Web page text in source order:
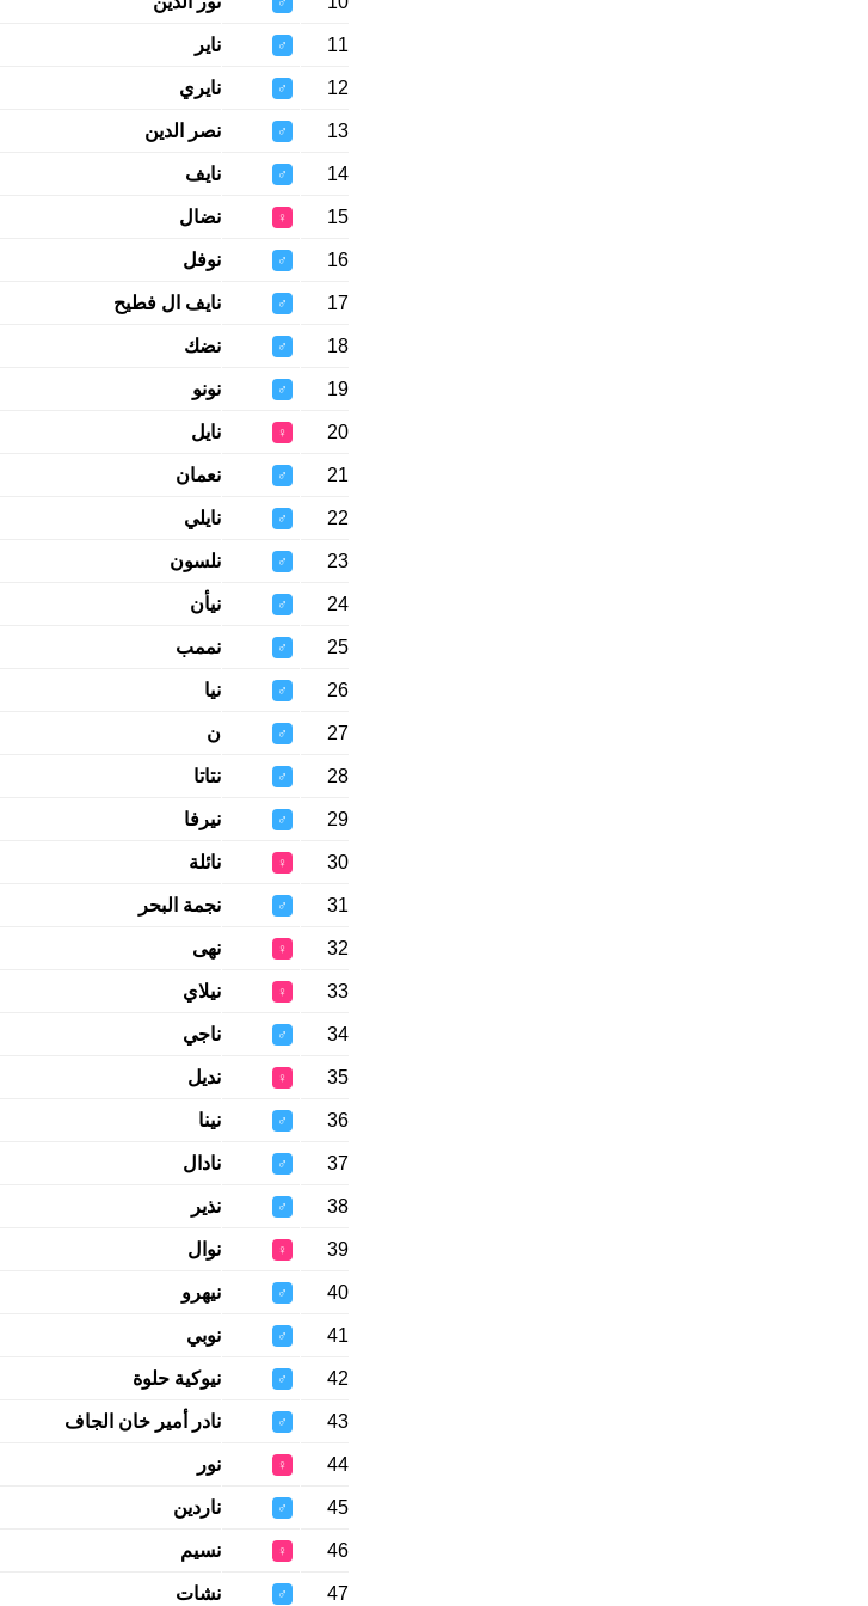
11
♂ ناير
12
♂ نايري
13
♂ نصر الدين
14
♂ نايف
15
♀ نضال
16
♂ نوفل
17
♂ نايف ال فطيح
18
♂ نضك
19
♂ نونو
20
♀ نايل
21
♂ نعمان
22
♂ نايلي
23
♂ نلسون
24
♂ نيأن
25
♂ نممب
26
♂ نيا
27
♂ ن
28
♂ نتاتا
29
♂ نيرفا
30
♀ نائلة
31
♂ نجمة البحر
32
♀ نهى
33
♀ نيلاي
34
♂ ناجي
35
♀ نديل
36
♂ نينا
37
♂ نادال
38
♂ نذير
39
♀ نوال
40
♂ نيهرو
41
♂ نوبي
42
♂ نيوكية حلوة
43
♂ نادر أمير خان الجاف
44
♀ نور
45
♂ ناردين
46
♀ نسيم
47
♂ نشات